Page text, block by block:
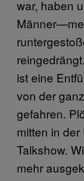
war, haben
ist eine
von der
gefahren.
mitten in
Talkshow.
mehr